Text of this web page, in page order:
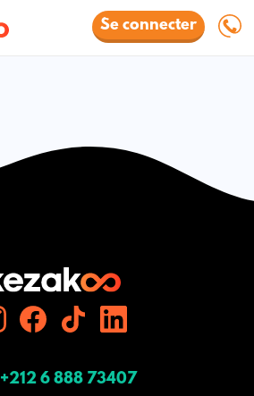
Se connecter
+212 6 888 73407